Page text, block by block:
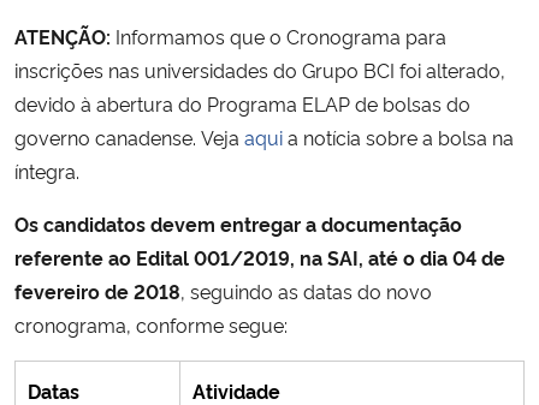
Advocacia-Geral da União
Banco Central do Brasil
ATENÇÃO: Informamos que o Cronograma para
inscrições nas universidades do Grupo BCI foi alterado,
devido à abertura do Programa ELAP de bolsas do
governo canadense. Veja aquia notícia sobre a bolsa na
íntegra.
Os candidatos devem entregar a documentação
referente ao Edital 001/2019, na SAI, até o dia 04 de
fevereiro de 2018, seguindo as datas do novo
cronograma, conforme segue:
Datas Atividade